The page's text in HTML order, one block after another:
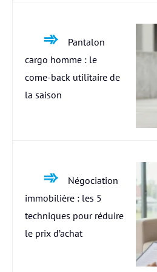
Pantalon
cargo homme : le
come-back utilitaire de
la saison
Négociation
immobilière : les 5
techniques pour réduire
le prix d’achat